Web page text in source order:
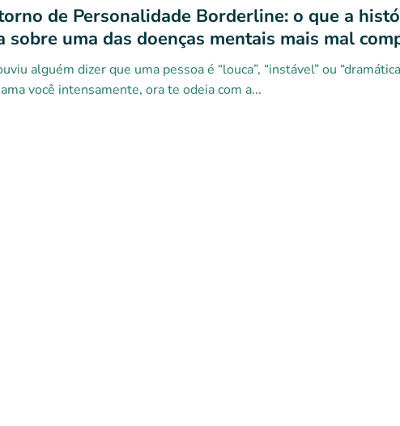
de Personalidade Borderline: o que a
sobre uma das doenças mentais mais mal
alguém dizer que uma pessoa é “louca”, “instável” ou
você intensamente, ora te odeia com a...